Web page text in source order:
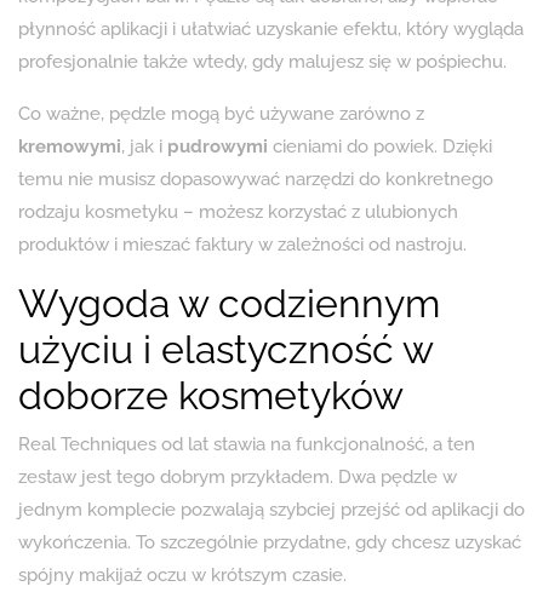
płynność aplikacji i ułatwiać uzyskanie efektu, który wygląda
profesjonalnie także wtedy, gdy malujesz się w pośpiechu.
Co ważne, pędzle mogą być używane zarówno z
kremowymi, jak i pudrowymi cieniami do powiek. Dzięki
temu nie musisz dopasowywać narzędzi do konkretnego
rodzaju kosmetyku – możesz korzystać z ulubionych
produktów i mieszać faktury w zależności od nastroju.
Wygoda w codziennym
użyciu i elastyczność w
doborze kosmetyków
Real Techniques od lat stawia na funkcjonalność, a ten
zestaw jest tego dobrym przykładem. Dwa pędzle w
jednym komplecie pozwalają szybciej przejść od aplikacji do
wykończenia. To szczególnie przydatne, gdy chcesz uzyskać
spójny makijaż oczu w krótszym czasie.